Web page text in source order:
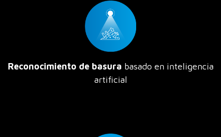
Reconocimiento de basura basado en inteligencia
artificial